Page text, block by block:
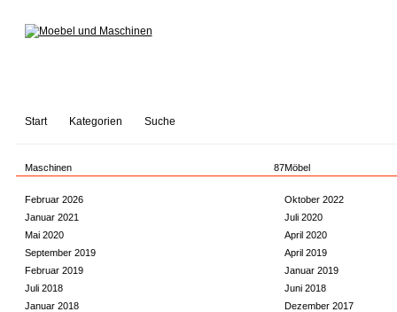
Start Kategorien Suche
Maschinen 87Möbel
Februar 2026
Oktober 2022
Januar 2021
Juli 2020
Mai 2020
April 2020
September 2019
April 2019
Februar 2019
Januar 2019
Juli 2018
Juni 2018
Januar 2018
Dezember 2017